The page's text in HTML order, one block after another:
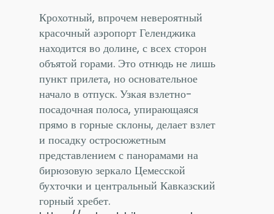
Крохотный, впрочем невероятный
красочный аэропорт Геленджика
находится во долине, с всех сторон
объятой горами. Это отнюдь не лишь
пункт прилета, но основательное
начало в отпуск. Узкая взлетно-
посадочная полоса, упирающаяся
прямо в горные склоны, делает взлет
и посадку остросюжетным
представлением с панорамами на
бирюзовую зеркало Цемесской
бухточки и центральный Кавказский
горный хребет.